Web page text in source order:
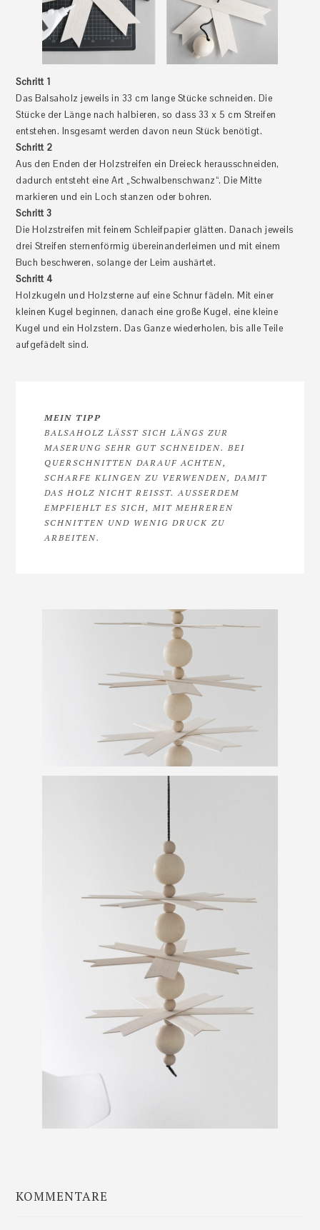
Schritt 1
Das Balsaholz jeweils in 33 cm lange Stücke schneiden. Die
Stücke der Länge nach halbieren, so dass 33 x 5 cm Streifen
entstehen. Insgesamt werden davon neun Stück benötigt.
Schritt 2
Aus den Enden der Holzstreifen ein Dreieck herausschneiden,
dadurch entsteht eine Art „Schwalbenschwanz“. Die Mitte
markieren und ein Loch stanzen oder bohren.
Schritt 3
Die Holzstreifen mit feinem Schleifpapier glätten. Danach jeweils
drei Streifen sternenförmig übereinanderleimen und mit einem
Buch beschweren, solange der Leim aushärtet.
Schritt 4
Holzkugeln und Holzsterne auf eine Schnur fädeln. Mit einer
kleinen Kugel beginnen, danach eine große Kugel, eine kleine
Kugel und ein Holzstern. Das Ganze wiederholen, bis alle Teile
aufgefädelt sind.
MEIN TIPP
BALSAHOLZ LÄSST SICH LÄNGS ZUR
MASERUNG SEHR GUT SCHNEIDEN. BEI
QUERSCHNITTEN DARAUF ACHTEN,
SCHARFE KLINGEN ZU VERWENDEN, DAMIT
DAS HOLZ NICHT REISST. AUSSERDEM EM
PFIEHLT ES SICH, MIT MEHREREN SC
HNITTEN UND WENIG DRUCK ZU AR
BEITEN.
KOMMENTARE